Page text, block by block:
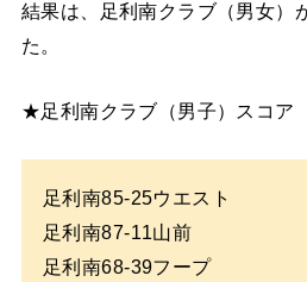
結果は、足利南クラブ（男女）
た。
★足利南クラブ（男子）スコア
足利南85-25ウエスト
足利南87-11山前
足利南68-39フープ